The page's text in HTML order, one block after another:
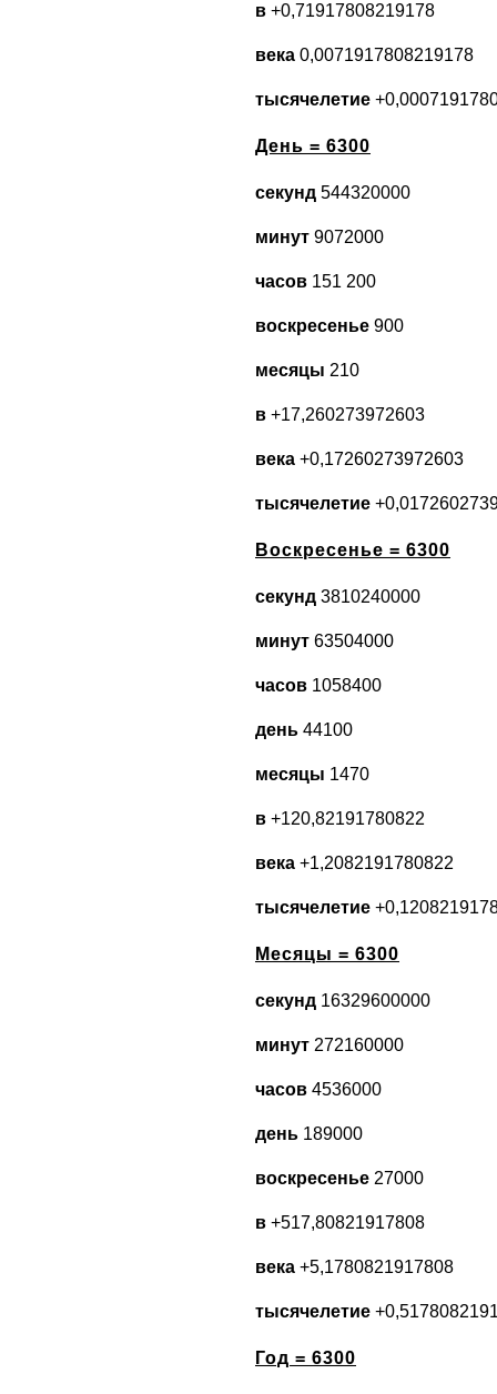
в +0,71917808219178
века 0,0071917808219178
тысячелетие
День = 6300
секунд 544320000
минут 9072000
часов 151 200
воскресенье 900
месяцы 210
в +17,260273972603
века +0,17260273972603
тысячелетие
Воскресенье = 6300
секунд 3810240000
минут 63504000
часов 1058400
день 44100
месяцы 1470
в +120,82191780822
века +1,2082191780822
тысячелетие
Месяцы = 6300
секунд 16329600000
минут 272160000
часов 4536000
день 189000
воскресенье 27000
в +517,80821917808
века +5,1780821917808
тысячелетие
Год = 6300